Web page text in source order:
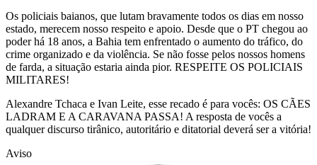
Os policiais baianos, que lutam bravamente todos os dias em nosso
estado, merecem nosso respeito e apoio. Desde que o PT chegou ao
poder há 18 anos, a Bahia tem enfrentado o aumento do tráfico, do
crime organizado e da violência. Se não fosse pelos nossos homens
de farda, a situação estaria ainda pior. RESPEITE OS POLICIAIS
MILITARES!
Alexandre Tchaca e Ivan Leite, esse recado é para vocês: OS CÃES
LADRAM E A CARAVANA PASSA! A resposta de vocês a
qualquer discurso tirânico, autoritário e ditatorial deverá ser a vitória!
Aviso